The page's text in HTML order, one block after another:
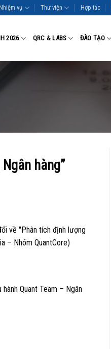
vụ Thư viện Hợp tác
2026 QRC & LABS ĐÀO TẠO
hàng”
về "Phân tích định lượng
– Nhóm QuantCore)
Quant Team – Ngân